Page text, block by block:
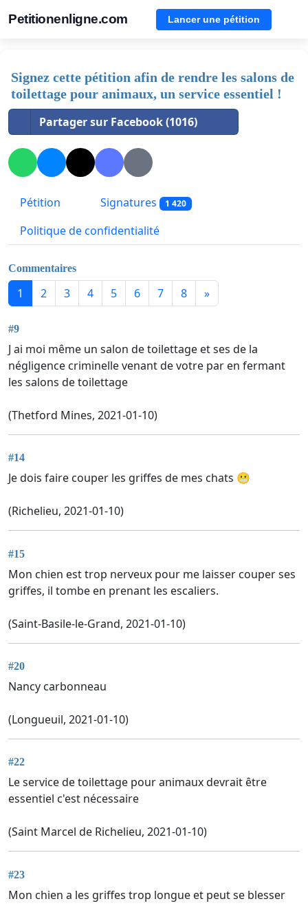
Petitionenligne.com Lancer une pétition
Signez cette pétition afin de rendre les salons de
toilettage pour animaux, un service essentiel !
Partager sur Facebook (1016)
Pétition Signatures 1 420
Politique de confidentialité
Commentaires
1 2 3 4 5 6 7 8 »
#9
J ai moi même un salon de toilettage et ses de la
négligence criminelle venant de votre par en fermant
les salons de toilettage
(Thetford Mines, 2021-01-10)
#14
Je dois faire couper les griffes de mes chats 😬
(Richelieu, 2021-01-10)
#15
Mon chien est trop nerveux pour me laisser couper ses
griffes, il tombe en prenant les escaliers.
(Saint-Basile-le-Grand, 2021-01-10)
#20
Nancy carbonneau
(Longueuil, 2021-01-10)
#22
Le service de toilettage pour animaux devrait être
essentiel c'est nécessaire
(Saint Marcel de Richelieu, 2021-01-10)
#23
Mon chien a les griffes trop longue et peut se blesser